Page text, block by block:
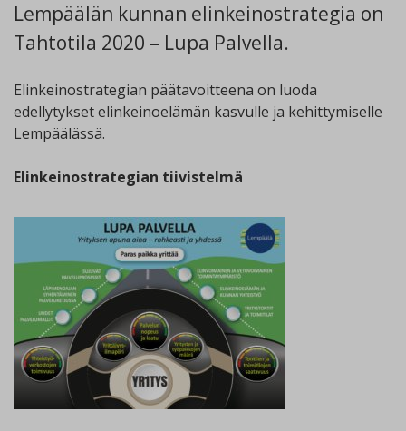
Lempäälän kunnan elinkeinostrategia on
Tahtotila 2020 – Lupa Palvella.
Elinkeinostrategian päätavoitteena on luoda
edellytykset elinkeinoelämän kasvulle ja kehittymiselle
Lempäälässä.
Elinkeinostrategian tiivistelmä